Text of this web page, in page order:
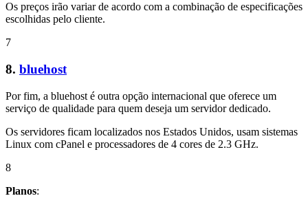
Os preços irão variar de acordo com a combinação de especificações
escolhidas pelo cliente.
7
8. bluehost
Por fim, a bluehost é outra opção internacional que oferece um
serviço de qualidade para quem deseja um servidor dedicado.
Os servidores ficam localizados nos Estados Unidos, usam sistemas
Linux com cPanel e processadores de 4 cores de 2.3 GHz.
8
Planos: